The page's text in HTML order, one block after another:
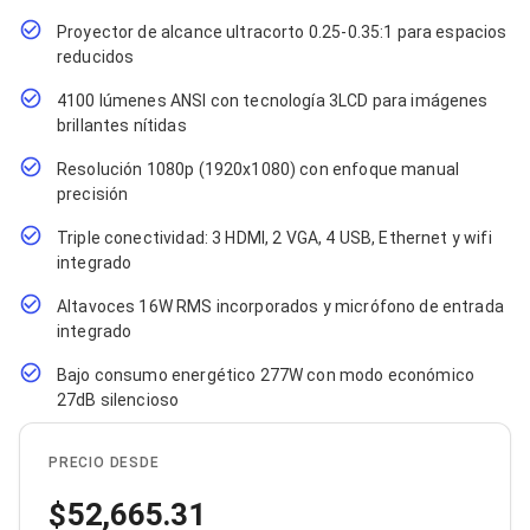
Cables Coaxiales
Accesorios para Cables
Conectores
Tapas y Cajas
Pinzas Ponchadoras
Probadores de Cable
Protectores para Cables
Cables para Impresoras
Cableado Estructurado
Sujetadores de Cables
Cinchos
Adaptadores
Adaptadores PC
Adaptadores PC USB
Adaptadores PC Serial
Adaptadores PC IDE
Adaptadores PC Teclado
Proyector de alcance ultracorto 0.25-0.35:1 para espacios
reducidos
4100 lúmenes ANSI con tecnología 3LCD para imágenes
brillantes nítidas
Resolución 1080p (1920x1080) con enfoque manual
precisión
Triple conectividad: 3 HDMI, 2 VGA, 4 USB, Ethernet y wifi
integrado
Altavoces 16W RMS incorporados y micrófono de entrada
integrado
Bajo consumo energético 277W con modo económico
27dB silencioso
PRECIO DESDE
52,665.31